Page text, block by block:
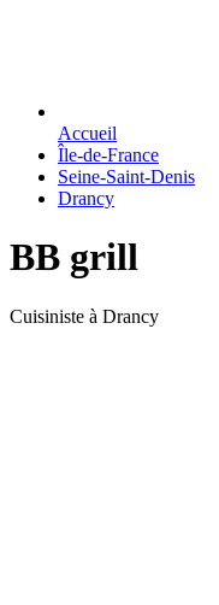
Accueil
Île-de-France
Seine-Saint-Denis
Drancy
BB grill
Cuisiniste à Drancy